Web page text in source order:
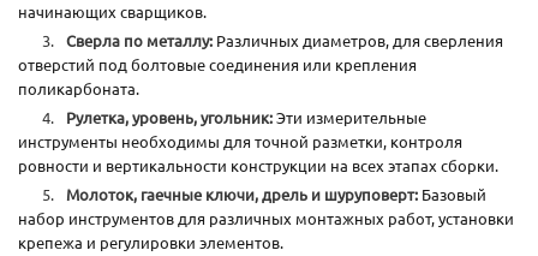
начинающих сварщиков.
Сверла по металлу: Различных диаметров, для сверления
отверстий под болтовые соединения или крепления
поликарбоната.
Рулетка, уровень, угольник:Эти измерительные
инструменты необходимы для точной разметки, контроля
ровности и вертикальности конструкции на всех этапах сборки.
Молоток, гаечные ключи, дрель и шуруповерт: Базовый
набор инструментов для различных монтажных работ, установки
крепежа и регулировки элементов.